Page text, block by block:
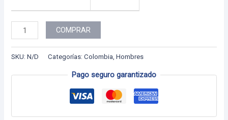
Colección
Colombia
-
COMPRAR
SKU:N/D Categorías:Colombia ,Hombres
Pago seguro garantizado